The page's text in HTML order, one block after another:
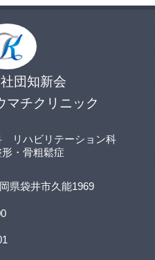
団知新会
マチクリニック
リハビリテーション科
・骨粗鬆症
県袋井市久能1969